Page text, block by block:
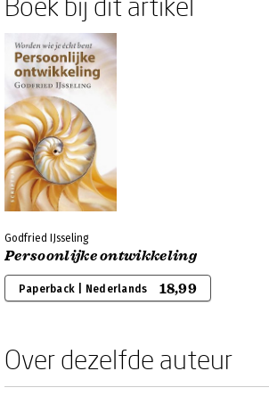
Godfried IJsseling
Persoonlijke ontwikkeling
Paperback | Nederlands 18,99
Over dezelfde auteur